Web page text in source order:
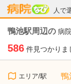
人で
病院
鴨池駅周辺の 病
586 件見つかりま
エリア/駅 鴨